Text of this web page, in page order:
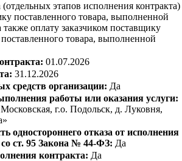
этапов исполнения контракта)
поставленного товара, выполненной
оплату заказчиком поставщику
товара, выполненной
01.07.2026
31.12.2026
средств организации: Да
работы или оказания услуги:
г.о. Подольск, д. Луковня,
одностороннего отказа от исполнения
ст. 95 Закона № 44-ФЗ: Да
контракта: Да